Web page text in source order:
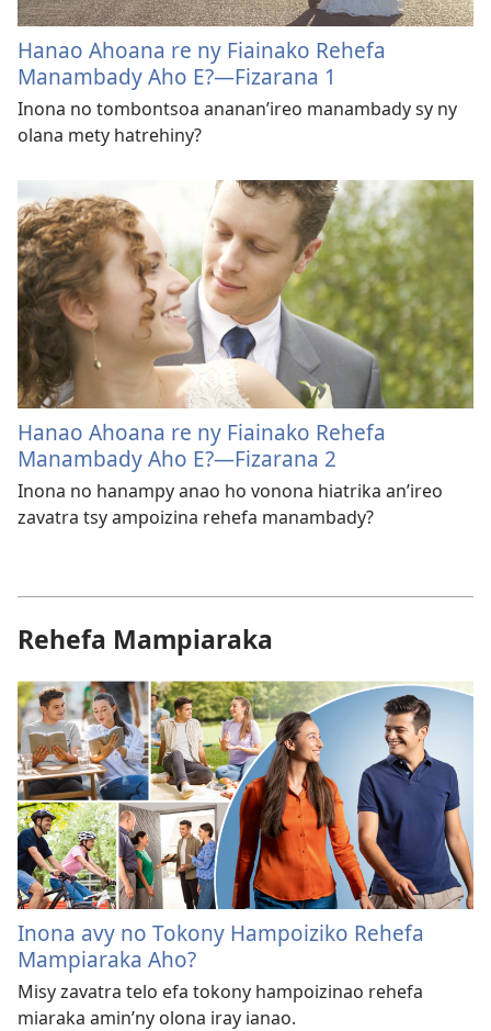
Hanao Ahoana re ny Fiainako Rehefa
Manambady Aho E?—Fizarana 1
Inona no tombontsoa ananan’ireo manambady sy ny
olana mety hatrehiny?
Hanao Ahoana re ny Fiainako Rehefa
Manambady Aho E?—Fizarana 2
Inona no hanampy anao ho vonona hiatrika an’ireo
zavatra tsy ampoizina rehefa manambady?
Rehefa Mampiaraka
Inona avy no Tokony Hampoiziko Rehefa
Mampiaraka Aho?
Misy zavatra telo efa tokony hampoizinao rehefa
miaraka amin’ny olona iray ianao.